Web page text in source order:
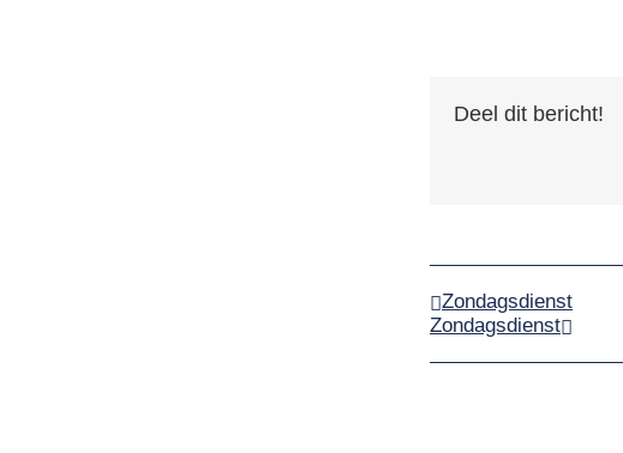
Deel dit bericht!
Zondagsdienst
Zondagsdienst